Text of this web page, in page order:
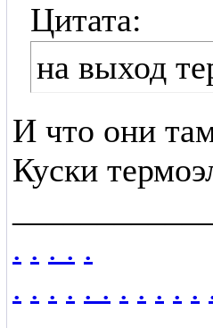
Цитата:
на выход
И что они
Куски
. . . . .
. . . . . . . . . . .